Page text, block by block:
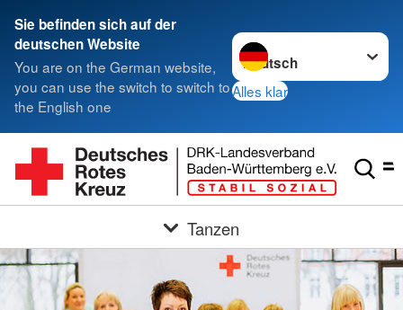
Sie befinden sich auf der
deutschen Website
You are on the German website,
you can use the switch to switch to
the English one
Sprache wechseln zu
Alles klar
Tanzen